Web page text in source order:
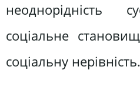
неоднорідність
соціальне
соціальну нерівність.